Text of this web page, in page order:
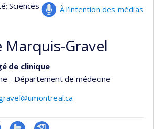
À l’intention des médias
; Sciences
Marquis-Gravel
de clinique
- Département de médecine